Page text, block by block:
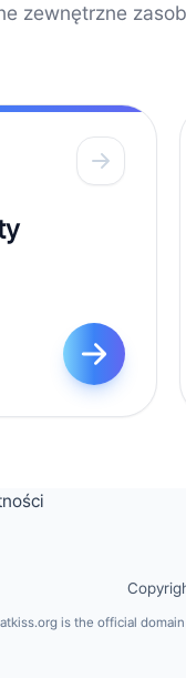
zewnętrzne
is the official